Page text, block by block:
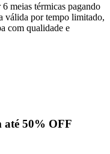
meias térmicas pagando
válida por tempo limitado,
com qualidade e
até 50% OFF